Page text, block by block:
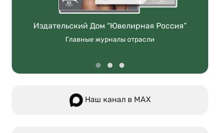
Издательский Дом “Ювелирная Россия”
Главные журналы отрасли
Наш канал в МАХ